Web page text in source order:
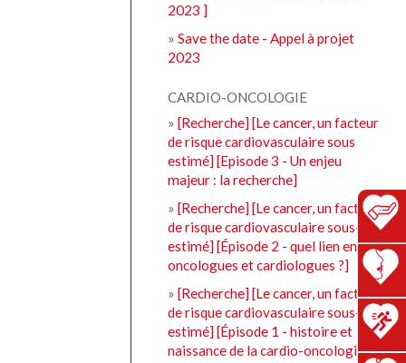
2023 ]
»Save the date - Appel à projet
2023
CARDIO-ONCOLOGIE
»[Recherche] [Le cancer, un facteur
de risque cardiovasculaire sous
estimé] [Episode 3 - Un enjeu
majeur : la recherche]
»[Recherche] [Le cancer, un facteur
de risque cardiovasculaire sous-
estimé] [Épisode 2 - quel lien entre
oncologues et cardiologues ?]
»[Recherche] [Le cancer, un facteur
de risque cardiovasculaire sous-
estimé] [Épisode 1 - histoire et
naissance de la cardio-oncologie]